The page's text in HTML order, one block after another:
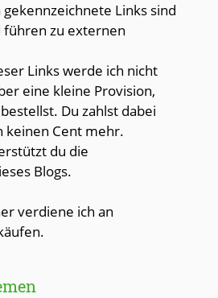
Links sind
führen zu externen
Links werde ich nicht
eine kleine Provision,
Du zahlst dabei
keinen Cent mehr.
du die
Blogs.
verdiene ich an